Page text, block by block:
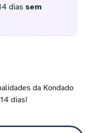
dias sem
da Kondado
dias!